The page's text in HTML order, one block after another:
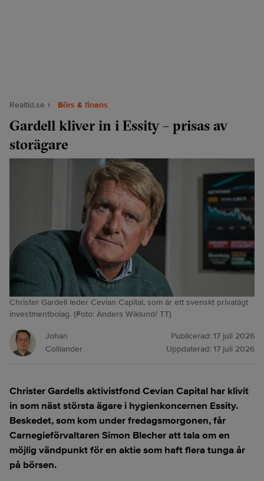
Realtid.se Börs & finans
Gardell kliver in i Essity – prisas av
storägare
Christer Gardell leder Cevian Capital, som är ett svenskt privatägt
investmentbolag. (Foto: Anders Wiklund/ TT)
Johan
Colliander
Publicerad: 17 juli 2026
Uppdaterad: 17 juli 2026
Christer Gardells aktivistfond Cevian Capital har klivit
in som näst största ägare i hygienkoncernen Essity.
Beskedet, som kom under fredagsmorgonen, får
Carnegieförvaltaren Simon Blecher att tala om en
möjlig vändpunkt för en aktie som haft flera tunga år
på börsen.